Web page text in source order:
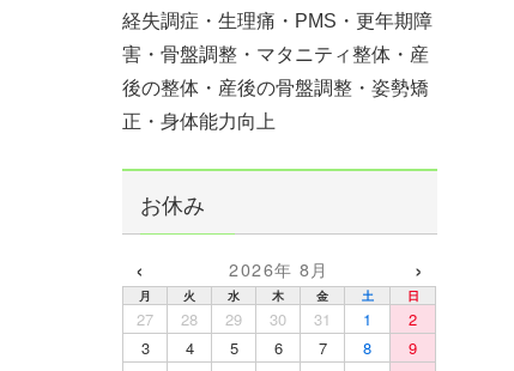
経失調症・生理痛・PMS・更年期障
害・骨盤調整・マタニティ整体・産
後の整体・産後の骨盤調整・姿勢矯
正・身体能力向上
お休み
‹ 2026年 8月 ›
月 火 水 木 金 土 日
27 28 29 30 31 1
2
3
4 5 6 7 8
9